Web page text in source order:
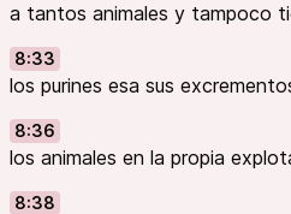
a tantos animales y tampoco
8:33
los purines esa sus
8:36
los animales en la propia
8:38